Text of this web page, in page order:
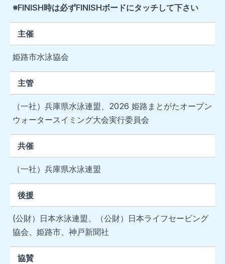
※FINISH時は必ずFINISHボードにタッチして下さい
主催
姫路市水泳協会
主管
（一社）兵庫県水泳連盟、2026 姫路まとがたオープン
ウォータースイミング大会実行委員会
共催
（一社）兵庫県水泳連盟
後援
(公財）日本水泳連盟、（公財）日本ライフセービング
協会、姫路市、神戸新聞社
協賛